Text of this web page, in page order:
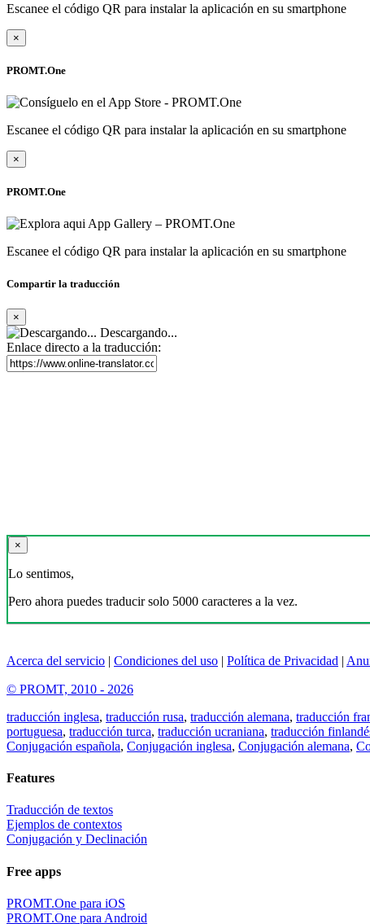
Escanee el código QR para instalar la aplicación en su smartphone
×
PROMT.One
Escanee el código QR para instalar la aplicación en su smartphone
×
PROMT.One
Escanee el código QR para instalar la aplicación en su smartphone
Compartir la traducción
×
Descargando...
Enlace directo a la traducción:
×
Lo sentimos,
Pero ahora puedes traducir solo 5000 caracteres a la vez.
Acerca del servicio | Condiciones del uso | Política de Privacidad |
© PROMT, 2010 - 2026
traducción inglesa, traducción rusa, traducción alemana, traducción
portuguesa, traducción turca, traducción ucraniana, traducción
Conjugación española, Conjugación inglesa, Conjugación alemana,
Features
Traducción de textos
Ejemplos de contextos
Conjugación y Declinación
Free apps
PROMT.One para iOS
PROMT.One para Android